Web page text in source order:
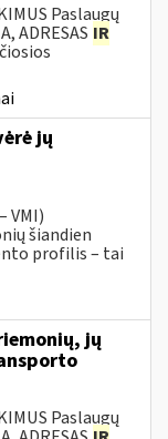
Paslaugų
ADRESAS IR
jų
VMI)
šiandien
profilis – tai
jų
Paslaugų